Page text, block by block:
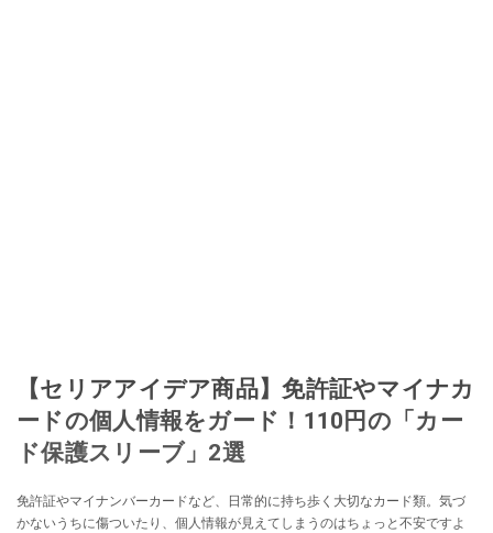
【セリアアイデア商品】免許証やマイナカ
ードの個人情報をガード！110円の「カー
ド保護スリーブ」2選
免許証やマイナンバーカードなど、日常的に持ち歩く大切なカード類。気づ
かないうちに傷ついたり、個人情報が見えてしまうのはちょっと不安ですよ